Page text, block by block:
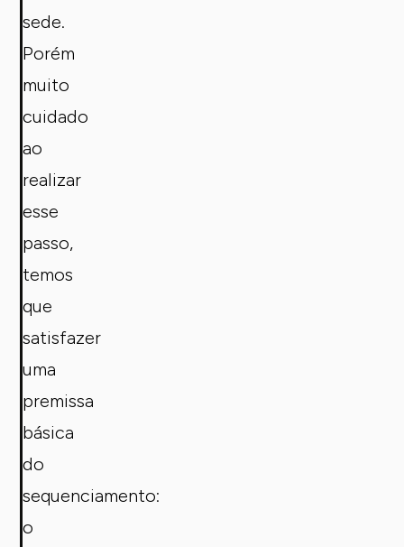
sede.
Porém
muito
cuidado
ao
realizar
esse
passo,
temos
que
satisfazer
uma
premissa
básica
do
sequenciamento:
o